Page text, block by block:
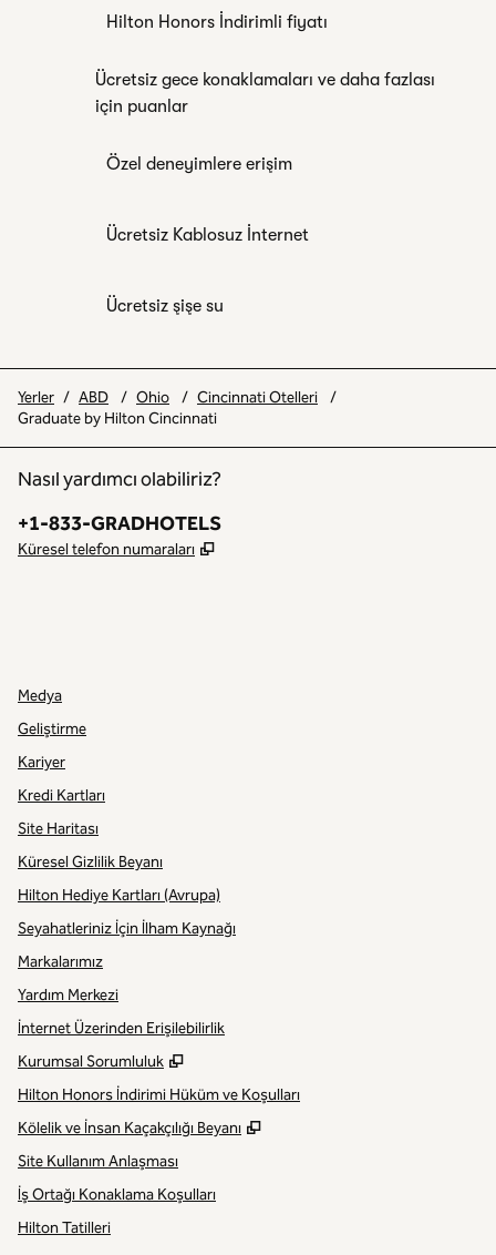
Hilton Honors İndirimli fiyatı
Ücretsiz gece konaklamaları ve daha fazlası
için puanlar
Özel deneyimlere erişim
Ücretsiz Kablosuz İnternet
Ücretsiz şişe su
Yerler / ABD / Ohio / Cincinnati Otelleri
/
Graduate by Hilton Cincinnati
Nasıl yardımcı olabiliriz?
Telefon:
+1-833-GRADHOTELS
Küresel telefon numaraları ,
Medya
Geliştirme
Kariyer
Kredi Kartları
Site Haritası
Küresel Gizlilik Beyanı
Hilton Hediye Kartları (Avrupa)
Seyahatleriniz İçin İlham Kaynağı
Markalarımız
Yardım Merkezi
İnternet Üzerinden Erişilebilirlik
Kurumsal Sorumluluk
,
Hilton Honors İndirimi Hüküm ve Koşulları
Kölelik ve İnsan Kaçakçılığı Beyanı
,
Site Kullanım Anlaşması
İş Ortağı Konaklama Koşulları
Hilton Tatilleri